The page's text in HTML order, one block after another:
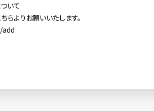
いて
よりお願いいたします。